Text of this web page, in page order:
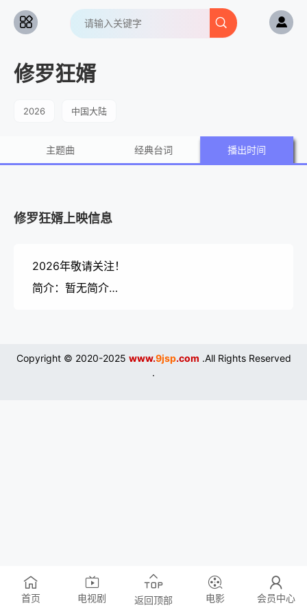
修罗狂婿
2026 中国大陆
主题曲 经典台词 播出时间
修罗狂婿上映信息
2026年敬请关注！
简介：暂无简介…
Copyright © 2020-2025 www.9jsp.com .All Rights Reserved
.
首页 电视剧 返回顶部 电影 会员中心